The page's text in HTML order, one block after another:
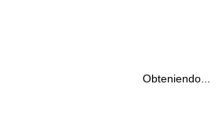
Obteniendo...